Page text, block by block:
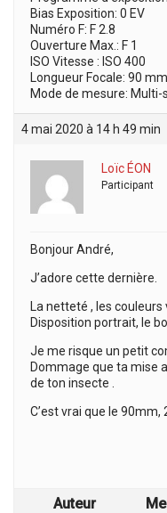
Bias Exposition: 0 EV
Numéro F: F 2.8
Ouverture Max.: F 1
ISO Vitesse : ISO 400
Longueur Focale: 90
Mode de mesure:
4 mai 2020 à 14 h 49 min
Loïc ÉON
Participant
Bonjour André,
J’adore cette dernière.
La netteté , les
Disposition portrait, le
Je me risque un petit
Dommage que ta mise
de ton insecte .
C’est vrai que le 90mm,
Auteur